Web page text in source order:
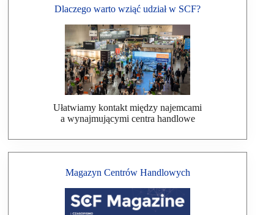
Dlaczego warto wziąć udział w SCF?
Ułatwiamy kontakt między najemcami
a wynajmującymi centra handlowe
Magazyn Centrów Handlowych